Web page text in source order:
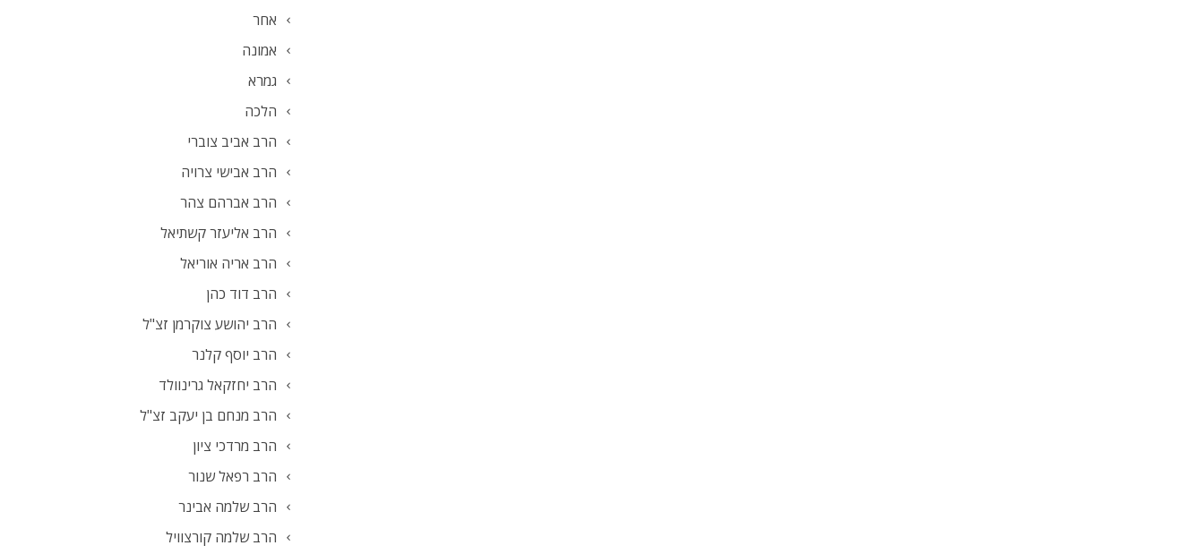
אחר
אמונה
גמרא
הלכה
הרב אביב צוברי
הרב אבישי צרויה
הרב אברהם צהר
הרב אליעזר קשתיאל
הרב אריה אוריאל
הרב דוד כהן
הרב יהושע צוקרמן זצ"ל
הרב יוסף קלנר
הרב יחזקאל גרינוולד
הרב מנחם בן יעקב זצ"ל
הרב מרדכי ציון
הרב רפאל שנור
הרב שלמה אבינר
הרב שלמה קורצוויל